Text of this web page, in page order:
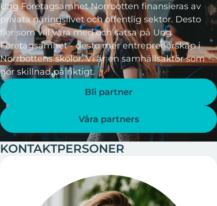
Ung Företagsamhet Norrbotten finansieras av
privata näringslivet och offentlig sektor. Desto
fler som vill vara med och satsa på Ung
Företagsamhet - desto mer entreprenörskap i
Norrbottens skolor. Vi är en samhällsaktör som
gör skillnad på riktigt.
Bli partner
Våra partners
KONTAKTPERSONER